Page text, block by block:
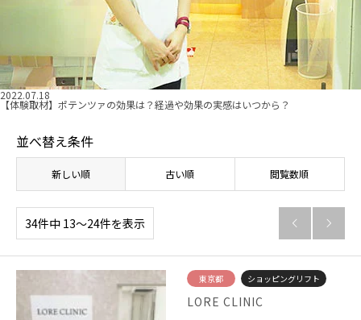
2022.07.18
【体験取材】ポテンツァの効果は？経過や効果の実感はいつから？
並べ替え条件
新しい順 古い順 閲覧数順
34件中 13〜24件を表示  
東京都 ショッピングリフト
LORE CLINIC